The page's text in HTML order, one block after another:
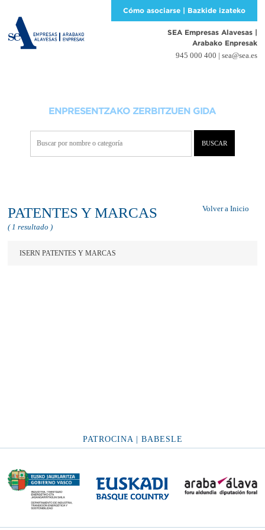
Cómo asociarse | Bazkide izateko
SEA Empresas Alavesas |
Arabako Enpresak
945 000 400 | sea@sea.es
ENPRESENTZAKO ZERBITZUEN GIDA
Volver a Inicio
PATENTES Y MARCAS
( 1 resultado )
ISERN PATENTES Y MARCAS
PATROCINA | BABESLE